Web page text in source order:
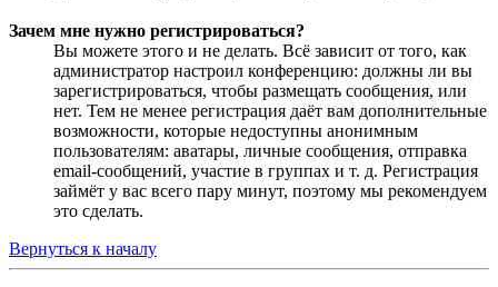
Зачем мне нужно регистрироваться?
Вы можете этого и не делать. Всё зависит от того, как
администратор настроил конференцию: должны ли вы
зарегистрироваться, чтобы размещать сообщения, или
нет. Тем не менее регистрация даёт вам дополнительные
возможности, которые недоступны анонимным
пользователям: аватары, личные сообщения, отправка
email-сообщений, участие в группах и т. д. Регистрация
займёт у вас всего пару минут, поэтому мы рекомендуем
это сделать.
Вернуться к началу